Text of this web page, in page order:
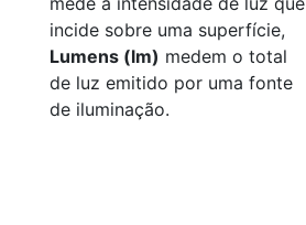
incide sobre uma superfície,
Lumens (lm) medem o total
de luz emitido por uma fonte
de iluminação.